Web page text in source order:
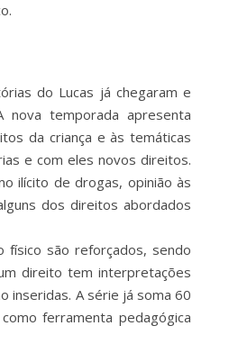
do Lucas já chegaram e
temporada apresenta
da criança e às temáticas
e com eles novos direitos.
ilícito de drogas, opinião às
dos direitos abordados
físico são reforçados, sendo
direito tem interpretações
inseridas. A série já soma 60
ferramenta pedagógica